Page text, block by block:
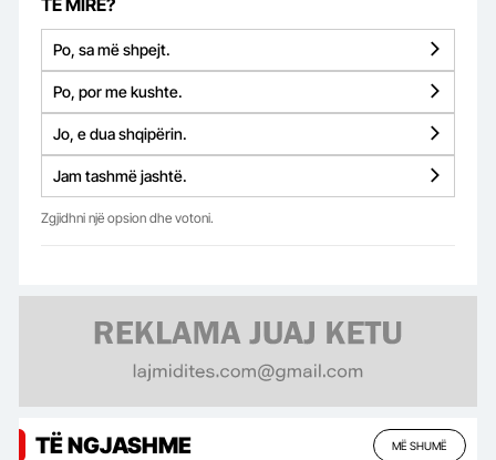
Po, sa më shpejt.
Po, por me kushte.
Jo, e dua shqipërin.
Jam tashmë jashtë.
Zgjidhni një opsion dhe votoni.
TË NGJASHME MË SHUMË